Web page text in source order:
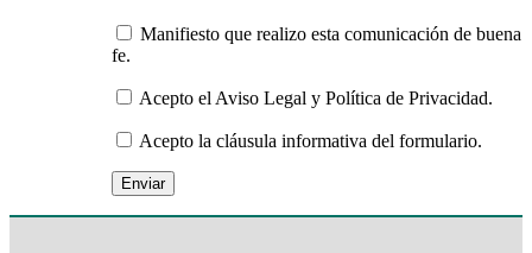
Manifiesto que realizo esta comunicación de buena
fe.
Acepto el Aviso Legal y Política de Privacidad.
Acepto la cláusula informativa del formulario.
Enviar